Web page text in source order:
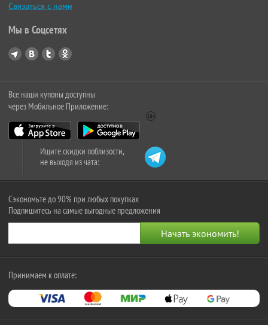
Связаться с нами
Мы в Соцсетях
Все наши купоны доступны
через Мобильное Приложение:
Ищите скидки поблизости,
не выходя из чата:
Сэкономьте до 90% при любых покупках
Подпишитесь на самые выгодные предложения
Принимаем к оплате: